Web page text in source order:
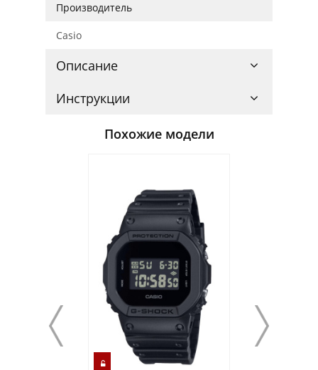
Производитель
Casio
Описание
Инструкции
Похожие модели